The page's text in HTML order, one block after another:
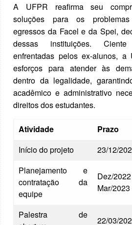
A UFPR reafirma seu
soluções para os
egressos da Facel e da Spei,
dessas instituições.
enfrentadas pelos ex-alunos, a
esforços para atender às
dentro da legalidade,
acadêmico e administrativo
direitos dos estudantes.
Atividade Prazo
Início do projeto
23/12/
Planejamento e
contratação da
equipe
Dez/
Mar/2023
Palestra de
22/03/